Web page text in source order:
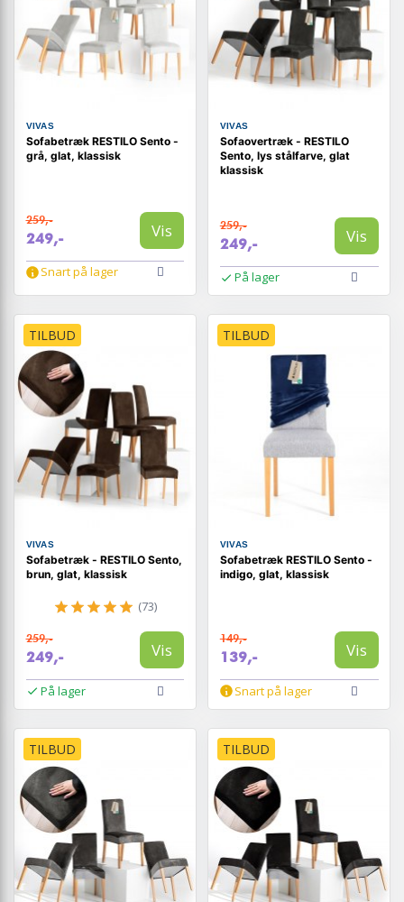
VIVAS
Sofabetræk RESTILO Sento -
grå, glat, klassisk
259,-
249,- Vis
Snart på lager
VIVAS
Sofaovertræk - RESTILO
Sento, lys stålfarve, glat
klassisk
259,-
249,- Vis
På lager
TILBUD
VIVAS
Sofabetræk - RESTILO Sento,
brun, glat, klassisk
(73)
259,-
249,- Vis
På lager
TILBUD
VIVAS
Sofabetræk RESTILO Sento -
indigo, glat, klassisk
149,-
139,- Vis
Snart på lager
TILBUD TILBUD